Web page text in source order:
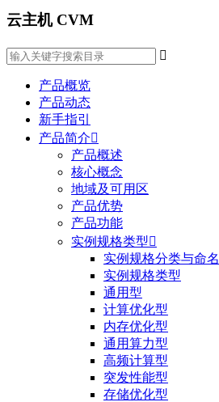
云主机 CVM

产品概览
产品动态
新手指引
产品简介
产品概述
核心概念
地域及可用区
产品优势
产品功能
实例规格类型
实例规格分类与命名
实例规格类型
通用型
计算优化型
内存优化型
通用算力型
高频计算型
突发性能型
存储优化型